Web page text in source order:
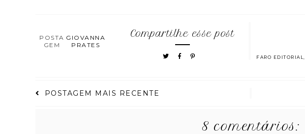
POSTA
GEM
GIOVANNA
PRATES
Compartilhe esse post
FARO EDITORIAL
POSTAGEM MAIS RECENTE
8 comentários: